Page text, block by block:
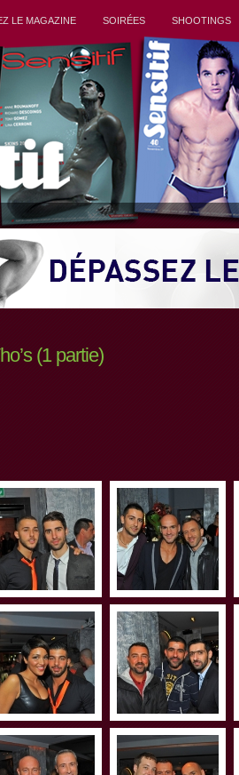
LE MAGAZINE SOIRÉES SHOOTINGS
(1 partie)